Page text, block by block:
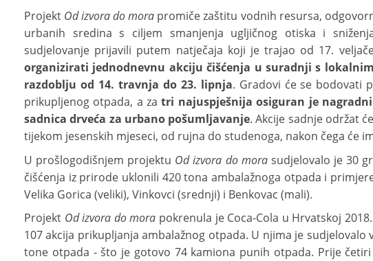
Projekt Od izvora do mora promiče zaštitu vodnih resursa,
urbanih sredina s ciljem smanjenja ugljičnog otiska i
sudjelovanje prijavili putem natječaja koji je trajao od 17.
organizirati jednodnevnu akciju čišćenja u suradnji s
razdoblju od 14. travnja do 23. lipnja. Gradovi će se bodovati
prikupljenog otpada, a zatri najuspješnija osiguran je
sadnica drveća za urbano pošumljavanje. Akcije sadnje održat
tijekom jesenskih mjeseci, od rujna do studenoga, nakon čega će
U prošlogodišnjem projektu Od izvora do morasudjelovalo je 30
čišćenja iz prirode uklonili 420 tona ambalažnoga otpada i
Velika Gorica (veliki), Vinkovci (srednji) i Benkovac (mali).
Projekt Od izvora do mora pokrenula je Coca-Cola u Hrvatskoj
107 akcija prikupljanja ambalažnog otpada. U njima je
tone otpada - što je gotovo 74 kamiona punih otpada. Prije